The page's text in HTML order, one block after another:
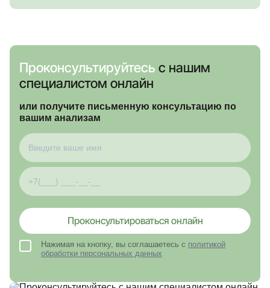
Проконсультируйтесь с нашим
специалистом онлайн
или получите письменную консультацию по
вашим анализам
Проконсультироваться онлайн
Нажимая на кнопку, вы соглашаетесь с политикой
обработки персональных данных